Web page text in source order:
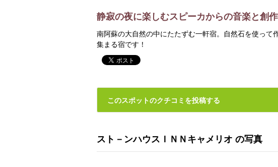
静寂の夜に楽しむスピーカからの音楽と創
南阿蘇の大自然の中にたたずむ一軒宿。自然石を使って
集まる宿です！
このスポットのクチコミを投稿する
スト－ンハウスＩＮＮキャメリオ の写真